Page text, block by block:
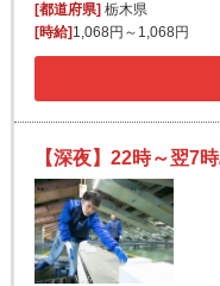
[都道府県] 栃木県
[時給] 1,068円～1,068円